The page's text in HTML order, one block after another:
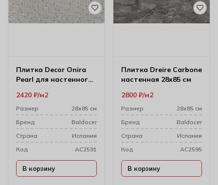
Плитка Decor Onira
Pearl для настенного
2420 ₽ м2
Размер
28х85 см
Бренд
Baldocer
Cтрана
Испания
Код
AC2591
В корзину
Плитка Dreire Carbone
настенная 28х85 см
2800 ₽ м2
Размер
28х85 см
Бренд
Baldocer
Cтрана
Испания
Код
AC2595
В корзину